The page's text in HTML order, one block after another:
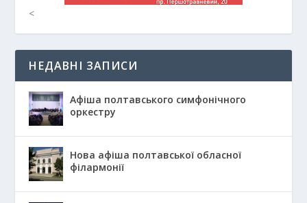
<
НЕДАВНІ ЗАПИСИ
Афіша полтавського симфонічного
оркестру
Нова афіша полтавської обласної
філармонії